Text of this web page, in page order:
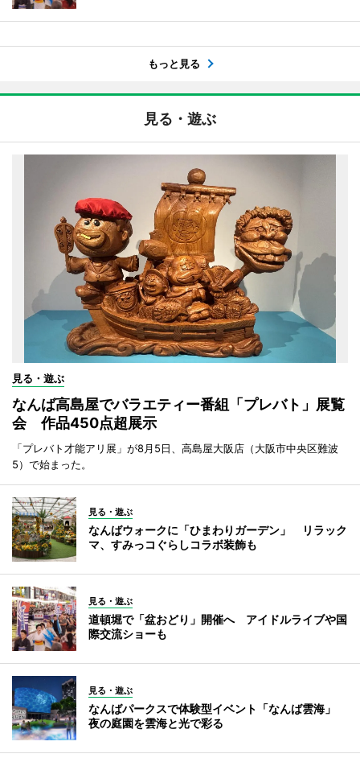
もっと見る
見る・遊ぶ
見る・遊ぶ
なんば高島屋でバラエティー番組「プレバト」展覧
会 作品450点超展示
「プレバト才能アリ展」が8月5日、高島屋大阪店（大阪市中央区難波
5）で始まった。
見る・遊ぶ
なんばウォークに「ひまわりガーデン」 リラック
マ、すみっコぐらしコラボ装飾も
見る・遊ぶ
道頓堀で「盆おどり」開催へ アイドルライブや国
際交流ショーも
見る・遊ぶ
なんばパークスで体験型イベント「なんば雲海」
夜の庭園を雲海と光で彩る